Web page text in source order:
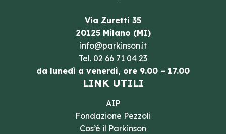
Via Zuretti 35
20125 Milano (MI)
info@parkinson.it
Tel. 02 66 71 04 23
da lunedì a venerdì, ore 9.00 – 17.00
LINK UTILI
AIP
Fondazione Pezzoli
Cos’è il Parkinson